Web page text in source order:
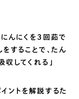
にんにくを3回茹で
することで、たん
してくれる」
ントを解説するた